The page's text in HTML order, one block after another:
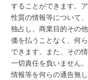
することができます。
性質の情報等について
独占し、商業目的その
価を払うことなく、何
できます。また、その
一切責任を負いません
情報等を何らの通告無